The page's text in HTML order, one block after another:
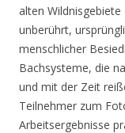
alten
unberührt,
menschlicher
Bachsysteme, die
und mit der Zeit
Teilnehmer zum
Arbeitsergebnisse